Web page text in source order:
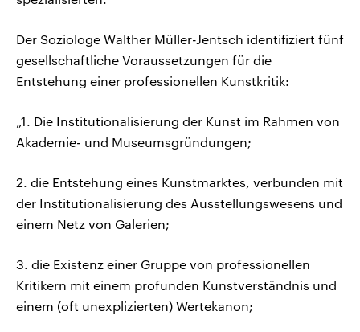
Der Soziologe Walther Müller-Jentsch identifiziert fünf
gesellschaftliche Voraussetzungen für die
Entstehung einer professionellen Kunstkritik:
„1. Die Institutionalisierung der Kunst im Rahmen von
Akademie- und Museumsgründungen;
2. die Entstehung eines Kunstmarktes, verbunden mit
der Institutionalisierung des Ausstellungswesens und
einem Netz von Galerien;
3. die Existenz einer Gruppe von professionellen
Kritikern mit einem profunden Kunstverständnis und
einem (oft unexplizierten) Wertekanon;